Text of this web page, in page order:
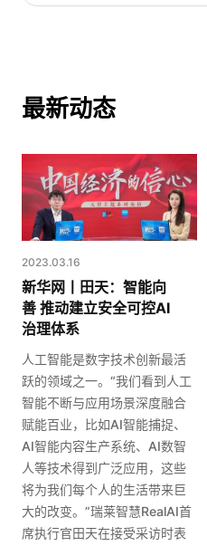
最新动态
2023.03.16
新华网丨田天：智能向
善 推动建立安全可控AI
治理体系
人工智能是数字技术创新最活
跃的领域之一。“我们看到人工
智能不断与应用场景深度融合
赋能百业，比如AI智能捕捉、
AI智能内容生产系统、AI数智
人等技术得到广泛应用，这些
将为我们每个人的生活带来巨
大的改变。”瑞莱智慧RealAI首
席执行官田天在接受采访时表